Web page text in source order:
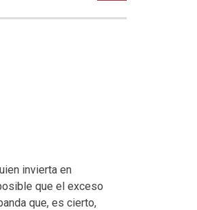
invierta en
que el exceso
que, es cierto,